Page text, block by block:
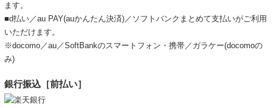
ます。
■d払い／au PAY(auかんたん決済)／ソフトバンクまとめて支払いがご利用
いただけます。
※docomo／au／SoftBankのスマートフォン・携帯／ガラケー(docomoの
み)
銀行振込［前払い］